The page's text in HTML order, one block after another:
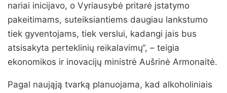
nariai inicijavo, o Vyriausybė pritarė įstatymo
pakeitimams, suteiksiantiems daugiau lankstumo
tiek gyventojams, tiek verslui, kadangi jais bus
atsisakyta perteklinių reikalavimų“, – teigia
ekonomikos ir inovacijų ministrė Aušrinė Armonaitė.
Pagal naująją tvarką planuojama, kad alkoholiniais